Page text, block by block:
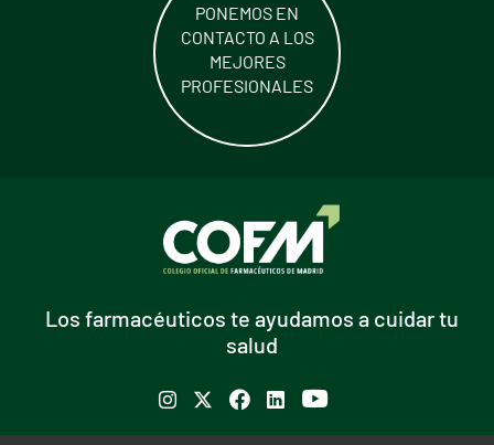
Los farmacéuticos te ayudamos a cuidar tu
salud
Se abre en ventana nueva
Se abre en ventana nueva
Se abre en ventana nueva
Se abre en ventana nueva
PONEMOS EN
CONTACTO A LOS
MEJORES
PROFESIONALES